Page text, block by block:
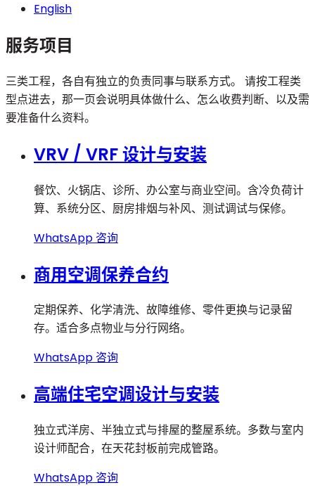
English
服务项目
三类工程，各自有独立的负责同事与联系方式。 请按工程类
型点进去，那一页会说明具体做什么、怎么收费判断、以及需
要准备什么资料。
VRV / VRF 设计与安装
餐饮、火锅店、诊所、办公室与商业空间。含冷负荷计
算、系统分区、厨房排烟与补风、测试调试与保修。
WhatsApp 咨询
商用空调保养合约
定期保养、化学清洗、故障维修、零件更换与记录留
存。适合多点物业与分行网络。
WhatsApp 咨询
高端住宅空调设计与安装
独立式洋房、半独立式与排屋的整屋系统。多数与室内
设计师配合，在天花封板前完成管路。
WhatsApp 咨询